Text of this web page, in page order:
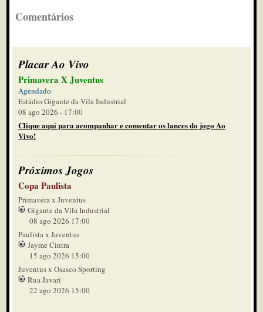
Comentários
Placar Ao Vivo
Primavera X Juventus
Agendado
Estádio Gigante da Vila Industrial
08 ago 2026 - 17:00
Clique aqui para acompanhar e comentar os lances do jogo Ao
Vivo!
Próximos Jogos
Copa Paulista
Primavera x Juventus
Gigante da Vila Industrial
08 ago 2026 17:00
Paulista x Juventus
Jayme Cintra
15 ago 2026 15:00
Juventus x Osasco Sporting
Rua Javari
22 ago 2026 15:00